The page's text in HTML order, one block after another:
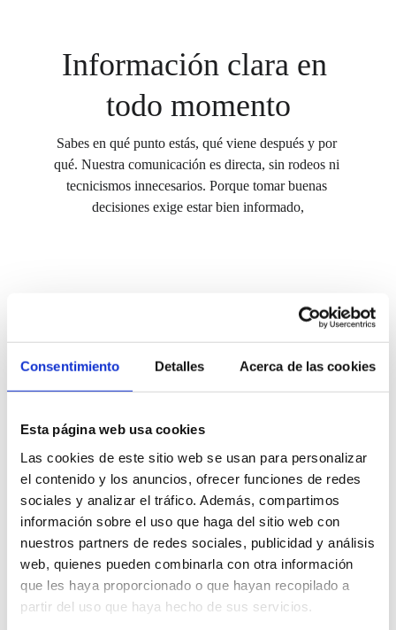
Consentimiento Detalles Acerca de las cookies
Esta página web usa cookies
Las cookies de este sitio web se usan para personalizar
el contenido y los anuncios, ofrecer funciones de redes
sociales y analizar el tráfico. Además, compartimos
información sobre el uso que haga del sitio web con
nuestros partners de redes sociales, publicidad y análisis
web, quienes pueden combinarla con otra información
que les haya proporcionado o que hayan recopilado a
partir del uso que haya hecho de sus servicios.
Información clara en
todo momento
Sabes en qué punto estás, qué viene después y por
qué. Nuestra comunicación es directa, sin rodeos ni
tecnicismos innecesarios. Porque tomar buenas
decisiones exige estar bien informado,
Negociamos con
firmeza. Litigamos con
estrategia.
Siempre intentamos resolver el conflicto por la vía
más eficiente. Pero si es necesario ir a juicio, lo
hacemos con determinación y rigor, defendiendo tu